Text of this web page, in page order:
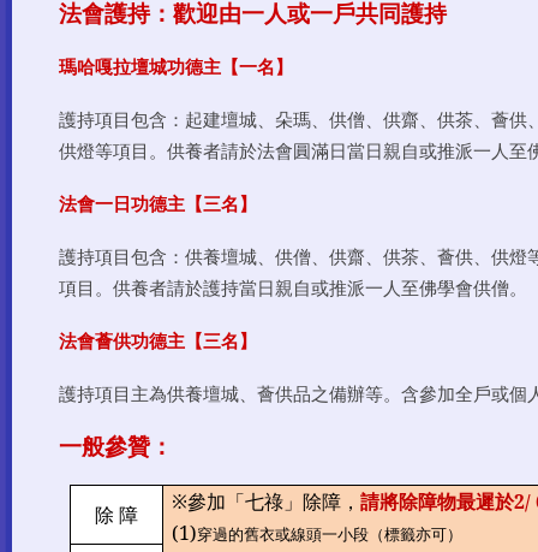
法會護持：歡迎由一人或一戶共同護持
瑪哈嘎拉壇城功德主【一名】
護持項目包含：起建壇城、朵瑪、供僧、供齋、供茶、薈供
供燈等項目。供養者請於法會圓滿日當日親自或推派一人至
法會一日功德主【三名】
護持項目包含：供養壇城、供僧、供齋、供茶、薈供、供燈
項目。供養者請於護持當日親自或推派一人至佛學會供僧。
法會薈供功德主【三名】
護持項目主為供養壇城、薈供品之備辦等。含參加全戶或個
一般參贊：
除 障 ※參加「七祿」除障，請將除障物最遲於2/
(1)穿過的舊衣或線頭一小段（標籤亦可）